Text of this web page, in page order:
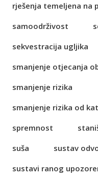
rješenja temeljena na
samoodrživost
sekvestracija ugljika
smanjenje otjecanja
smanjenje rizika
smanjenje rizika od
spremnost
suša
sustav
sustavi ranog